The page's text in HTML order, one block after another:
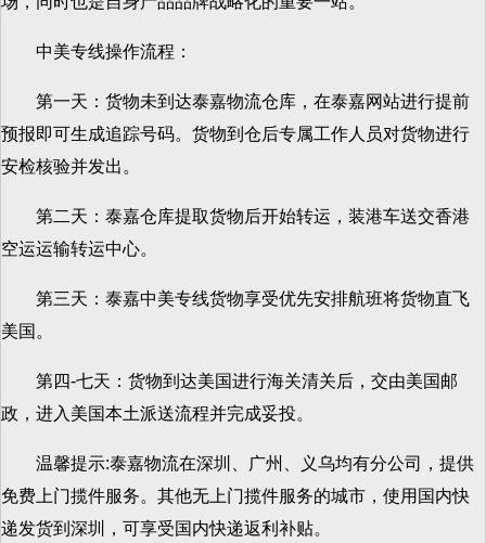
中美专线操作流程：
第一天：货物未到达泰嘉物流仓库，在泰嘉网站进行提前
预报即可生成追踪号码。货物到仓后专属工作人员对货物进行
安检核验并发出。
第二天：泰嘉仓库提取货物后开始转运，装港车送交香港
空运运输转运中心。
第三天：泰嘉中美专线货物享受优先安排航班将货物直飞
美国。
第四-七天：货物到达美国进行海关清关后，交由美国邮
政，进入美国本土派送流程并完成妥投。
温馨提示:泰嘉物流在深圳、广州、义乌均有分公司，提供
免费上门揽件服务。其他无上门揽件服务的城市，使用国内快
递发货到深圳，可享受国内快递返利补贴。